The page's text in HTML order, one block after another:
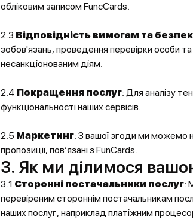
обліковим записом FuncCards.
2.3 Відповідність вимогам та
зобов'язань, проведення перевірки особи
несанкціонованим діям.
2.4 Покращення послуг: Для аналізу
функціональності наших сервісів.
2.5 Маркетинг: З вашої згоди ми можемо
пропозиції, пов’язані з FunCards.
3. Як ми ділимося
3.1 Сторонні постачальники послуг:
перевіреним стороннім постачальникам
наших послуг, наприклад платіжним